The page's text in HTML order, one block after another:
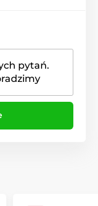
pytań.